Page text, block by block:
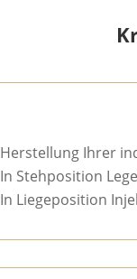
Herstellung Ihrer
In Stehposition
In Liegeposition